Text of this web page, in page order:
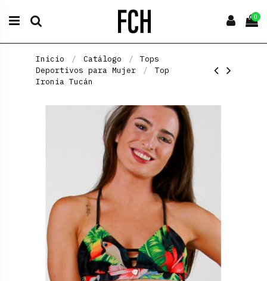
0
Inicio Catálogo
Tops
Deportivos para Mujer
Top
Ironia Tucán